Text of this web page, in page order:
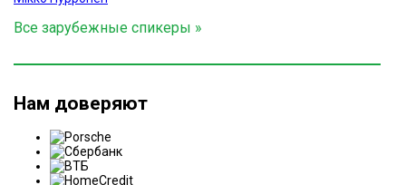
Все зарубежные спикеры »
Нам доверяют